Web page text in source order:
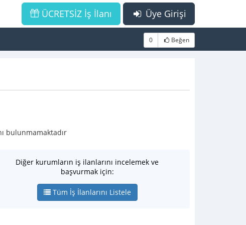
Üye Girişi
ÜCRETSİZ İş İlanı
0 Beğen
bulunmamaktadır
Diğer kurumların iş ilanlarını incelemek ve
başvurmak için:
Tüm İş İlanlarını Listele